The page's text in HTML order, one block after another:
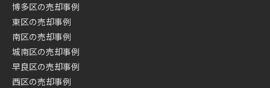
博多区の売却事例
東区の売却事例
南区の売却事例
城南区の売却事例
早良区の売却事例
西区の売却事例